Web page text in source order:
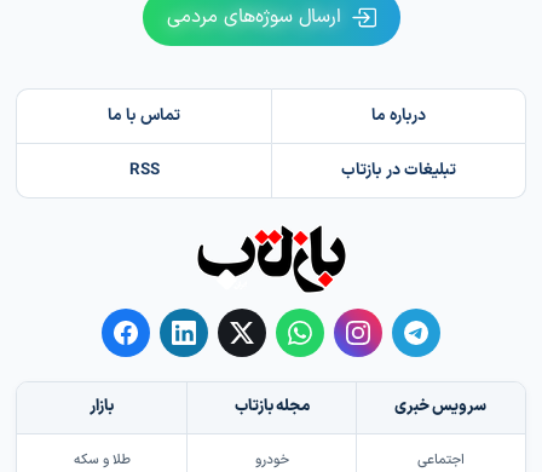
ارسال سوژه‌های مردمی
درباره ما تماس با ما
تبلیغات در بازتاب RSS
سرویس خبری
اجتماعی
مجله بازتاب
خودرو
بازار
طلا و سکه